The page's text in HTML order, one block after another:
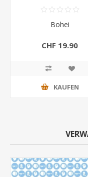
Bohei
CHF 19.90
KAUFEN